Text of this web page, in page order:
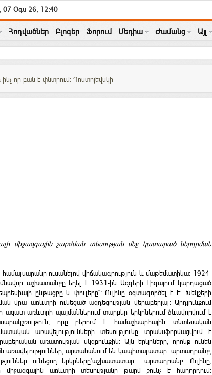
07 Օգս 26, 12:40
Հոդվածներ Բլոգեր Ֆորում Մեդիա Ժամանց Այլ
որ բան է փնտրում: Դոստոյեվսկի
միջազգային շարժման տեսության մեջ կատարած ներդրման
համալսարանը ուսանելով վիճակագրություն և մաթեմատիկա: 1924-
աշխատանքը եղել է 1931-ին Ազգերի Լիգայում կարդացած
ընթացքը և փուլերը": Ուլինը օգտագործել է Է. Խեկշերի
վրա առևտրի ունեցած ազդեցության վերաբերյալ: Արդյունքում
ազատ առևտրի պայմաններում տարբեր երկրներում ձևավորվում է
որը բերում է համաշխարհային տնտեսական
առավելությունների տեսությունը տրանսֆորմացվում է
առատության սկզբունքին: Այն երկրները, որոնք ունեն
առավելություններ, արտահանում են կապիտալատար արտադրանք,
ունեցող երկրները՝աշխատատար արտադրանք: Ուլինը,
միջազգային առևտրի տեսությանը թարմ շունչ է հաղորդում: